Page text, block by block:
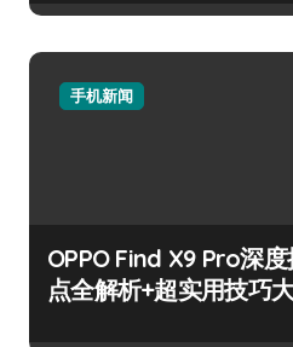
手机新闻
OPPO Find X9 Pro深
点全解析+超实用技巧